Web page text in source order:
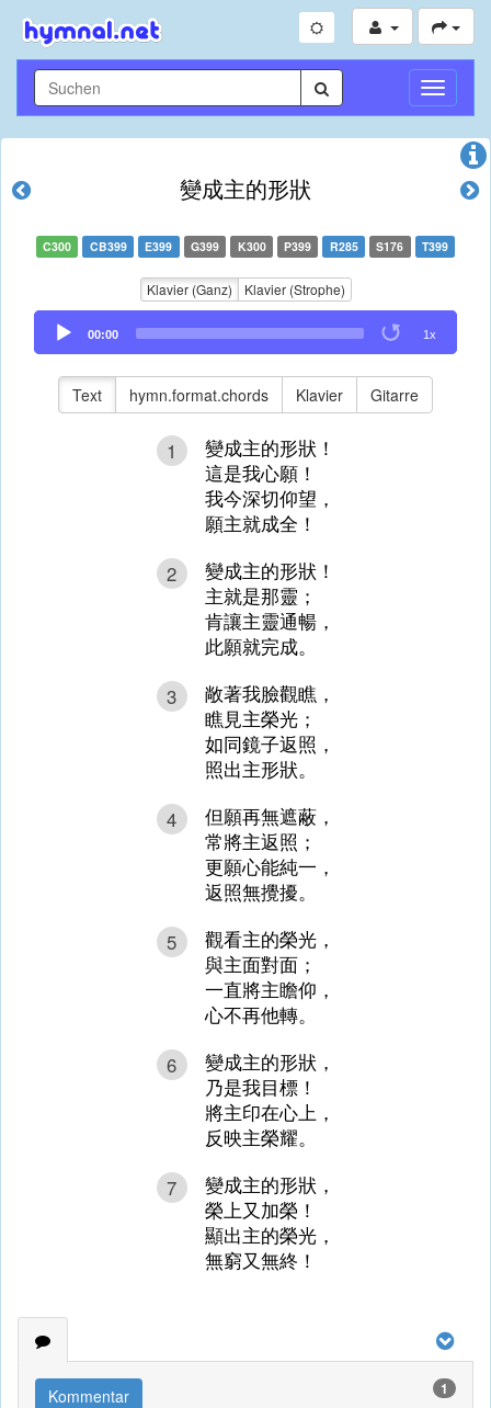
變成主的形狀
C300 CB399 E399 G399 K300 P399 R285 S176 T399
Klavier (Ganz) Klavier (Strophe)
Audio
Player
00:00 1x
Text hymn.format.chords Klavier Gitarre
1
變成主的形狀！
這是我心願！
我今深切仰望，
願主就成全！
2
變成主的形狀！
主就是那靈；
肯讓主靈通暢，
此願就完成。
3
敞著我臉觀瞧，
瞧見主榮光；
如同鏡子返照，
照出主形狀。
4
但願再無遮蔽，
常將主返照；
更願心能純一，
返照無攪擾。
5
觀看主的榮光，
與主面對面；
一直將主瞻仰，
心不再他轉。
6
變成主的形狀，
乃是我目標！
將主印在心上，
反映主榮耀。
7
變成主的形狀，
榮上又加榮！
顯出主的榮光，
無窮又無終！
Kommentar 1